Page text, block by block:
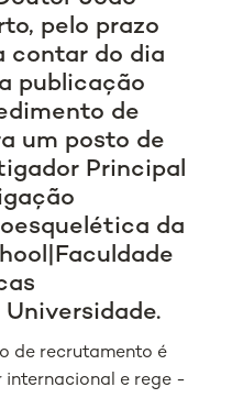
pelo prazo
contar do dia
publicação
de
um posto de
Principal
da
de recrutamento é
internacional e rege -